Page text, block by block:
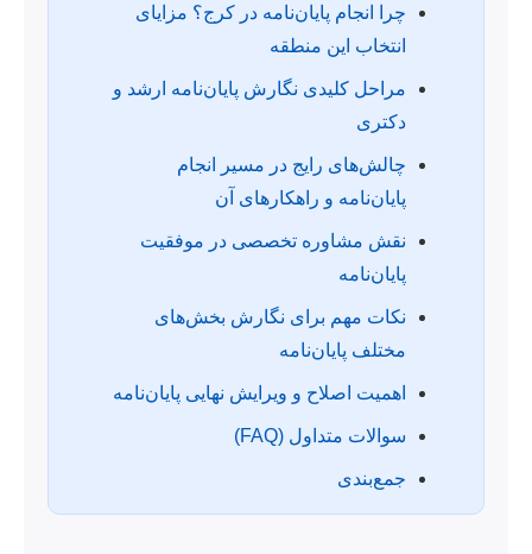
چرا انجام پایان‌نامه در کرج؟ مزایای
انتخاب این منطقه
مراحل کلیدی نگارش پایان‌نامه ارشد و
دکتری
چالش‌های رایج در مسیر انجام
پایان‌نامه و راهکارهای آن
نقش مشاوره تخصصی در موفقیت
پایان‌نامه
نکات مهم برای نگارش بخش‌های
مختلف پایان‌نامه
اهمیت اصلاح و ویرایش نهایی پایان‌نامه
سوالات متداول (FAQ)
جمع‌بندی